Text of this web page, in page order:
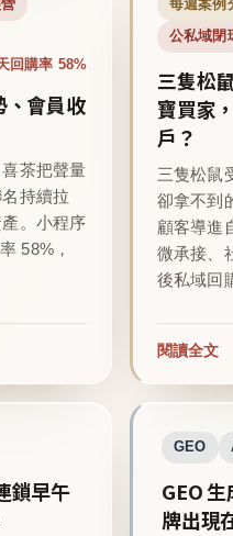
回購率 58%
、會員收
茶把聲量
持續拉
。小程序
58%，
每週案例
公私域閉
三隻松
寶買家
戶？
三隻松鼠
卻拿不到
顧客導進
微承接、
後私域回
閱讀全文
鎖早午
GEO
GEO
牌出現